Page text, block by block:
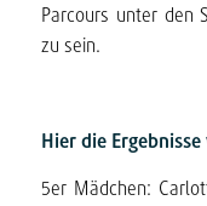
Parcours unter den
zu sein.
Hier die
5er Mädchen: